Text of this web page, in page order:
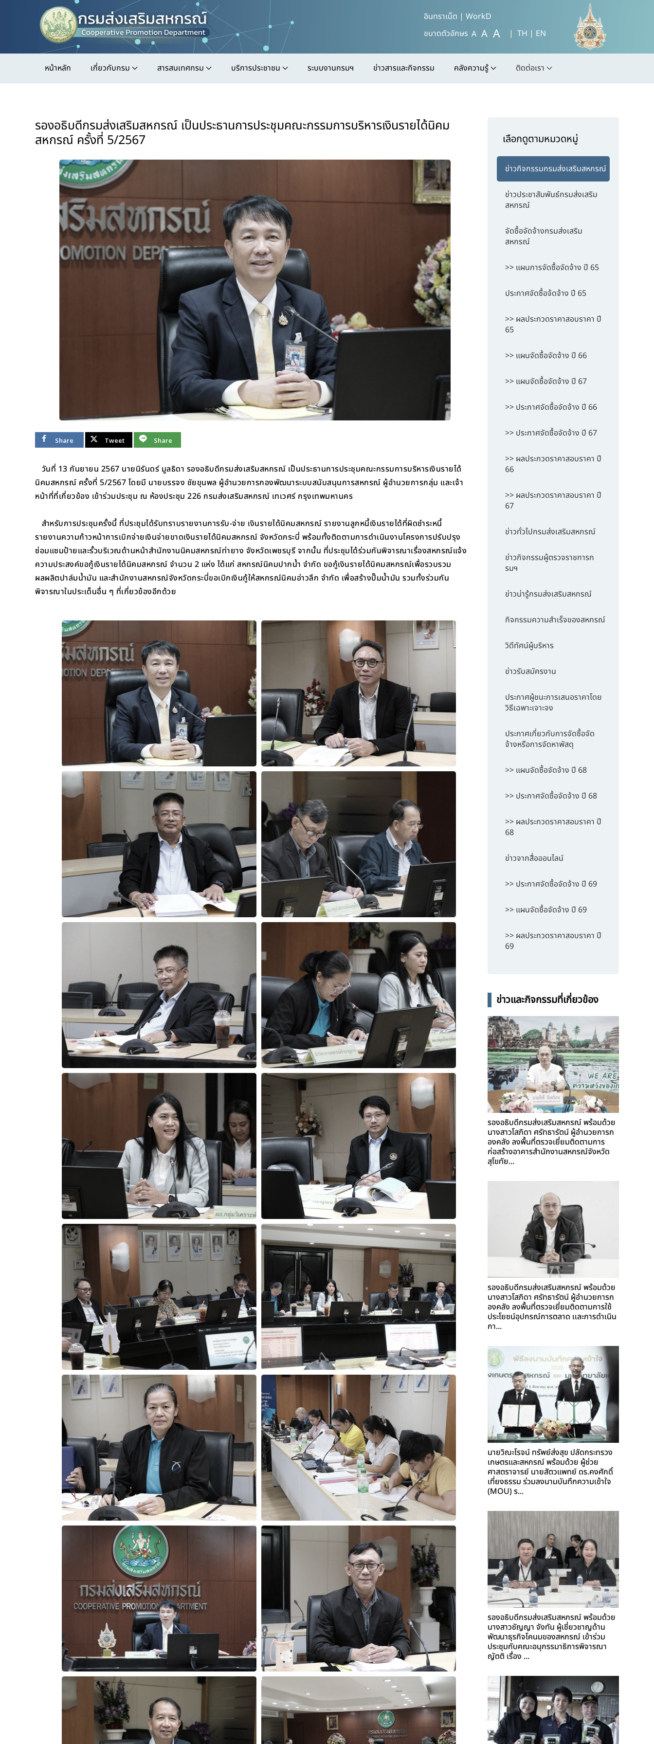
main
อินทราเน็ต | WorkD
ขนาดตัวอักษร A A A | TH | EN
หน้าหลัก เกี่ยวกับกรม สารสนเทศกรม บริการประชาชน ระบบงานกรมฯ ข่าวสารและกิจกรรม คลังความรู้ ติดต่อเรา
รองอธิบดีกรมส่งเสริมสหกรณ์ เป็นประธานการประชุมคณะกรรมการบริหารเงินรายได้นิคม
สหกรณ์ ครั้งที่ 5/2567
Share Tweet Share
วันที่ 13 กันยายน 2567 นายนิรันดร์ มูลธิดา รองอธิบดีกรมส่งเสริมสหกรณ์ เป็นประธานการประชุมคณะกรรมการบริหารเงินรายได้
นิคมสหกรณ์ ครั้งที่ 5/2567 โดยมี นายบรรจง ชัยขุนพล ผู้อำนวยการกองพัฒนาระบบสนับสนุนการสหกรณ์ ผู้อำนวยการกลุ่ม และเจ้า
หน้าที่ที่เกี่ยวข้อง เข้าร่วมประชุม ณ ห้องประชุม 226 กรมส่งเสริมสหกรณ์ เทเวศร์ กรุงเทพมหานคร
สำหรับการประชุมครั้งนี้ ที่ประชุมได้รับทราบรายงานการรับ-จ่าย เงินรายได้นิคมสหกรณ์ รายงานลูกหนี้เงินรายได้ที่ผิดชำระหนี้
รายงานความก้าวหน้าการเบิกจ่ายเงินจ่ายขาดเงินรายได้นิคมสหกรณ์ จังหวัดกระบี่ พร้อมทั้งติดตามการดำเนินงานโครงการปรับปรุง
ซ่อมแซมป้ายและรั้วบริเวณด้านหน้าสำนักงานนิคมสหกรณ์ท่ายาง จังหวัดเพชรบุรี จากนั้น ที่ประชุมได้ร่วมกันพิจารณาเรื่องสหกรณ์แจ้ง
ความประสงค์ขอกู้เงินรายได้นิคมสหกรณ์ จำนวน 2 แห่ง ได้แก่ สหกรณ์นิคมปากน้ำ จำกัด ขอกู้เงินรายได้นิคมสหกรณ์เพื่อรวบรวม
ผลผลิตปาล์มน้ำมัน และสำนักงานสหกรณ์จังหวัดกระบี่ขอเบิกเงินกู้ให้สหกรณ์นิคมอ่าวลึก จำกัด เพื่อสร้างปั๊มน้ำมัน รวมทั้งร่วมกัน
พิจารณาในประเด็นอื่น ๆ ที่เกี่ยวข้องอีกด้วย
เลือกดูตามหมวดหมู่
ข่าวกิจกรรมกรมส่งเสริมสหกรณ์
ข่าวประชาสัมพันธ์กรมส่งเสริม
สหกรณ์
จัดซื้อจัดจ้างกรมส่งเสริม
สหกรณ์
>> แผนการจัดซื้อจัดจ้าง ปี 65
ประกาศจัดซื้อจ้ดจ้าง ปี 65
>> ผลประกวดราคาสอบราคา ปี
65
>> แผนจัดซื้อจัดจ้าง ปี 66
>> แผนจัดซื้อจัดจ้าง ปี 67
>> ประกาศจัดซื้อจัดจ้าง ปี 66
>> ประกาศจัดซื้อจัดจ้าง ปี 67
>> ผลประกวดราคาสอบราคา ปี
66
>> ผลประกวดราคาสอบราคา ปี
67
ข่าวทั่วไปกรมส่งเสริมสหกรณ์
ข่าวกิจกรรมผู้ตรวจราชการก
รมฯ
ข่าวน่ารู้กรมส่งเสริมสหกรณ์
กิจกรรมความสำเร็จของสหกรณ์
วิดีทัศน์ผู้บริหาร
ข่าวรับสมัครงาน
ประกาศผู้ชนะการเสนอราคาโดย
วิธีเฉพาะเจาะจง
ประกาศเกี่ยวกับการจัดซื้อจัด
จ้างหรือการจัดหาพัสดุ
>> แผนจัดซื้อจัดจ้าง ปี 68
>> ประกาศจัดซื้อจัดจ้าง ปี 68
>> ผลประกวดราคาสอบราคา ปี
68
ข่าวจากสื่อออนไลน์
>> ประกาศจัดซื้อจัดจ้าง ปี 69
>> แผนจัดซื้อจัดจ้าง ปี 69
>> ผลประกวดราคาสอบราคา ปี
69
ข่าวและกิจกรรมที่เกี่ยวข้อง
รองอธิบดีกรมส่งเสริมสหกรณ์ พร้อมด้วย
นางสาวโสภิดา ศรัทธารัตน์ ผู้อำนวยการก
องคลัง ลงพื้นที่ตรวจเยี่ยมติดตามการ
ก่อสร้างอาคารสำนักงานสหกรณ์จังหวัด
สุโขทัย...
รองอธิบดีกรมส่งเสริมสหกรณ์ พร้อมด้วย
นางสาวโสภิดา ศรัทธารัตน์ ผู้อำนวยการก
องคลัง ลงพื้นที่ตรวจเยี่ยมติดตามการใช้
ประโยชน์อุปกรณ์การตลาด เเละการดำเนิน
กา...
นายวิณะโรจน์ ทรัพย์ส่งสุข ปลัดกระทรวง
เกษตรและสหกรณ์ พร้อมด้วย ผู้ช่วย
ศาสตราจารย์ นายสัตวแพทย์ ดร.คงศักดิ์
เที่ยงธรรม ร่วมลงนามบันทึกความเข้าใจ
(MOU) ร...
รองอธิบดีกรมส่งเสริมสหกรณ์ พร้อมด้วย
นางสาวชัญญา จังทัน ผู้เชี่ยวชาญด้าน
พัฒนาธุรกิจโคนมของสหกรณ์ เข้าร่วม
ประชุมกับคณะอนุกรรมาธิการพิจารณา
ญัตติ เรื่อง ...